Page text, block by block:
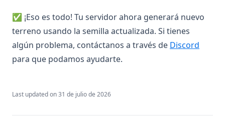
✅ ¡Eso es todo! Tu servidor ahora generará nuevo
terreno usando la semilla actualizada. Si tienes
algún problema, contáctanos a través de Discord
para que podamos ayudarte.
Last updated on31 de julio de 2026